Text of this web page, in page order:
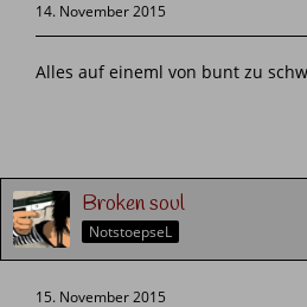
14. November 2015
Alles auf eineml von bunt zu
Broken soul
NotstoepseL
15. November 2015